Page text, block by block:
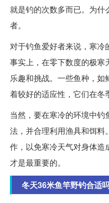
就是钓的次数多而已。为什
者。
对于钓鱼爱好者来说，寒冷
事实上，在零下数度的极寒
乐趣和挑战。一些鱼种，
着较好的适应性，它们在冬
当然，要在寒冷的环境中
法，并合理利用渔具和饵
作，以免寒冷天气对身体造
才是最重要的。
冬天36米鱼竿野钓合适